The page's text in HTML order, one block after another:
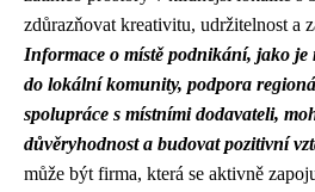
zdůrazňovat kreativitu, udržitelnost a
Informace o místě podnikání, jako
do lokální komunity, podpora
spolupráce s místními dodavateli,
důvěryhodnost a budovat pozitivní
může být firma, která se aktivně